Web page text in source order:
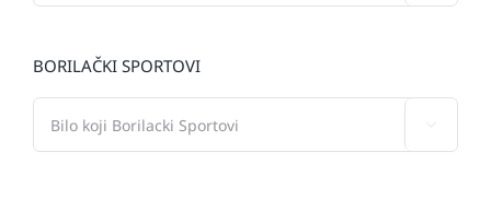
BORILAČKI SPORTOVI